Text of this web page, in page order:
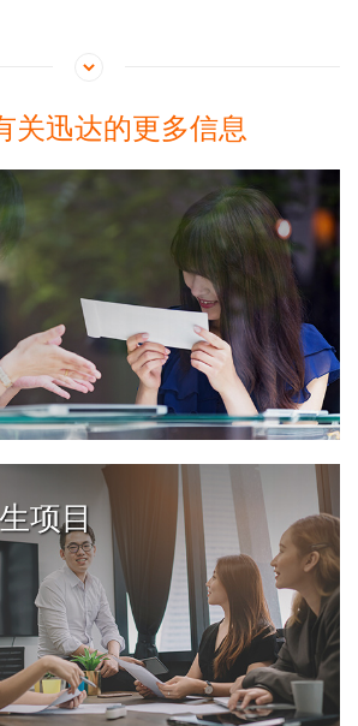
关迅达的更多信息
项目